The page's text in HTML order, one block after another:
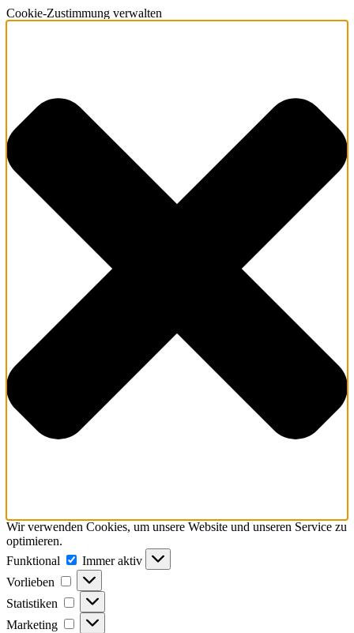
Cookie-Zustimmung verwalten
Wir verwenden Cookies, um unsere Website und unseren Service zu
optimieren.
Funktional
Funktional
Immer aktiv
Vorlieben
Vorlieben
Statistiken Statistiken
Marketing Marketing